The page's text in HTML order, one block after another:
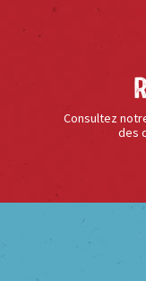
Consultez
des